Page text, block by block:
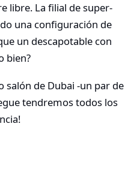
libre. La filial de super-
una configuración de
un descapotable con
bien?
salón de Dubai -un par de
tendremos todos los